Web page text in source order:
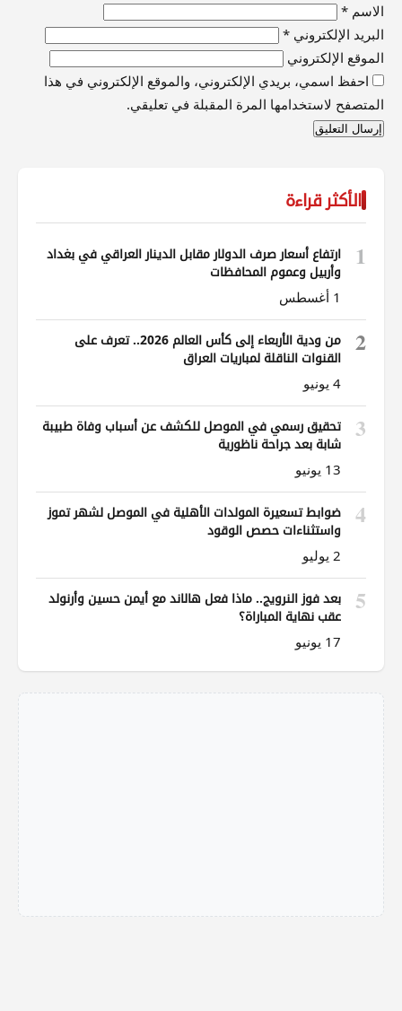
الاسم *
البريد الإلكتروني *
الموقع الإلكتروني
احفظ اسمي، بريدي الإلكتروني، والموقع الإلكتروني في هذا
المتصفح لاستخدامها المرة المقبلة في تعليقي.
الأكثر قراءة
1
ارتفاع أسعار صرف الدولار مقابل الدينار العراقي في بغداد
وأربيل وعموم المحافظات
1 أغسطس
2
من ودية الأربعاء إلى كأس العالم 2026.. تعرف على
القنوات الناقلة لمباريات العراق
4 يونيو
3
تحقيق رسمي في الموصل للكشف عن أسباب وفاة طبيبة
شابة بعد جراحة ناظورية
13 يونيو
4
ضوابط تسعيرة المولدات الأهلية في الموصل لشهر تموز
واستثناءات حصص الوقود
2 يوليو
5
بعد فوز النرويج.. ماذا فعل هالاند مع أيمن حسين وأرنولد
عقب نهاية المباراة؟
17 يونيو